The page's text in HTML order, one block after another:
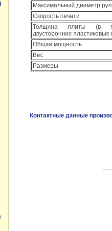
Максимальный диаметр
Скорость печати
Толщина плиты (в
двусторонние
Общая мощность
Вес
Размеры
Контактные данные